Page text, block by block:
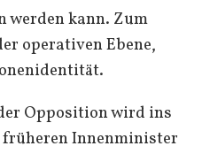
werden kann. Zum
operativen Ebene,
Opposition wird ins
früheren Innenminister